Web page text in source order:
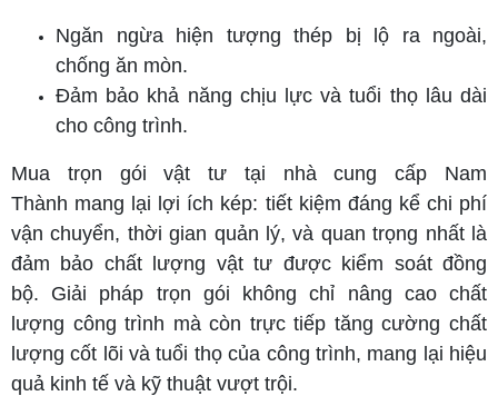
Ngăn ngừa hiện tượng thép bị lộ ra ngoài,
chống ăn mòn.
Đảm bảo khả năng chịu lực và tuổi thọ lâu dài
cho công trình.
Mua trọn gói vật tư tại nhà cung cấp Nam
Thành mang lại lợi ích kép: tiết kiệm đáng kể chi phí
vận chuyển, thời gian quản lý, và quan trọng nhất là
đảm bảo chất lượng vật tư được kiểm soát đồng
bộ. Giải pháp trọn gói không chỉ nâng cao chất
lượng công trình mà còn trực tiếp tăng cường chất
lượng cốt lõi và tuổi thọ của công trình, mang lại hiệu
quả kinh tế và kỹ thuật vượt trội.